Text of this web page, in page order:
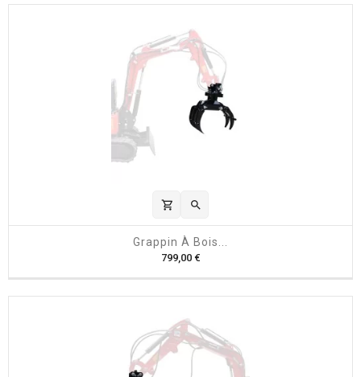
x
shopping_cart 
Grappin À Bois...
799,00 €P
x